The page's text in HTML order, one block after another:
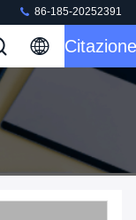
86-185-20252391
Citazione